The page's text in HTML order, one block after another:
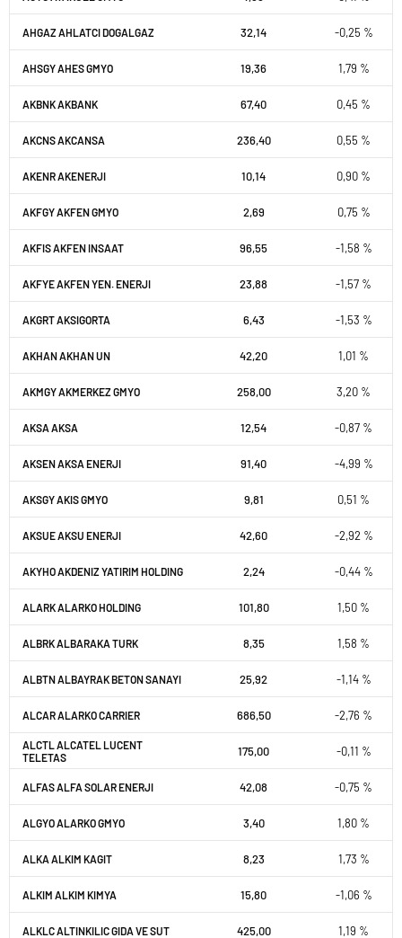
AHGAZ AHLATCI DOGALGAZ 32,14 -0,25 %
AHSGY AHES GMYO 19,36 1,79 %
AKBNK AKBANK 67,40 0,45 %
AKCNS AKCANSA 236,40 0,55 %
AKENR AKENERJI 10,14 0,90 %
AKFGY AKFEN GMYO 2,69 0,75 %
AKFIS AKFEN INSAAT 96,55 -1,58 %
AKFYE AKFEN YEN. ENERJI 23,88 -1,57 %
AKGRT AKSIGORTA 6,43 -1,53 %
AKHAN AKHAN UN 42,20 1,01 %
AKMGY AKMERKEZ GMYO 258,00 3,20 %
AKSA AKSA 12,54 -0,87 %
AKSEN AKSA ENERJI 91,40 -4,99 %
AKSGY AKIS GMYO 9,81 0,51 %
AKSUE AKSU ENERJI 42,60 -2,92 %
AKYHO AKDENIZ YATIRIM HOLDING 2,24 -0,44 %
ALARK ALARKO HOLDING 101,80 1,50 %
ALBRK ALBARAKA TURK 8,35 1,58 %
ALBTN ALBAYRAK BETON SANAYI 25,92 -1,14 %
ALCAR ALARKO CARRIER 686,50 -2,76 %
ALCTL ALCATEL LUCENT
TELETAS
175,00 -0,11 %
ALFAS ALFA SOLAR ENERJI 42,08 -0,75 %
ALGYO ALARKO GMYO 3,40 1,80 %
ALKA ALKIM KAGIT 8,23 1,73 %
ALKIM ALKIM KIMYA 15,80 -1,06 %
ALKLC ALTINKILIC GIDA VE SUT 425,00 1,19 %